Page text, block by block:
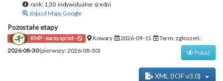
rank: 1,30 indywidualne średni
dojazd Mapy Google
Pozostałe etapy
KMP - nocny sprint - Kowary 2026-09-11
Term. zgłoszeń:
2026-08-30(pierwszy: 2026-08-30) Pokaż
XML (IOF v3.0)